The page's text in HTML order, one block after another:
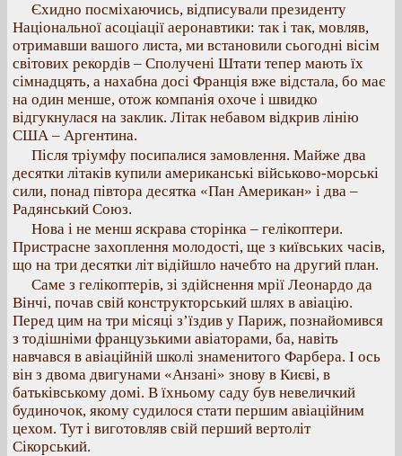
Єхидно посміхаючись, відписували президенту
Національної асоціації аеронавтики: так і так, мовляв,
отримавши вашого листа, ми встановили сьогодні вісім
світових рекордів – Сполучені Штати тепер мають їх
сімнадцять, а нахабна досі Франція вже відстала, бо має
на один менше, отож компанія охоче і швидко
відгукнулася на заклик. Літак небавом відкрив лінію
США – Аргентина.
Після тріумфу посипалися замовлення. Майже два
десятки літаків купили американські військово-морські
сили, понад півтора десятка «Пан Американ» і два –
Радянський Союз.
Нова і не менш яскрава сторінка – гелікоптери.
Пристрасне захоплення молодості, ще з київських часів,
що на три десятки літ відійшло начебто на другий план.
Саме з гелікоптерів, зі здійснення мрії Леонардо да
Вінчі, почав свій конструкторський шлях в авіацію.
Перед цим на три місяці з’їздив у Париж, познайомився
з тодішніми французькими авіаторами, ба, навіть
навчався в авіаційній школі знаменитого Фарбера. І ось
він з двома двигунами «Анзані» знову в Києві, в
батьківському домі. В їхньому саду був невеличкий
будиночок, якому судилося стати першим авіаційним
цехом. Тут і виготовляв свій перший вертоліт
Сікорський.